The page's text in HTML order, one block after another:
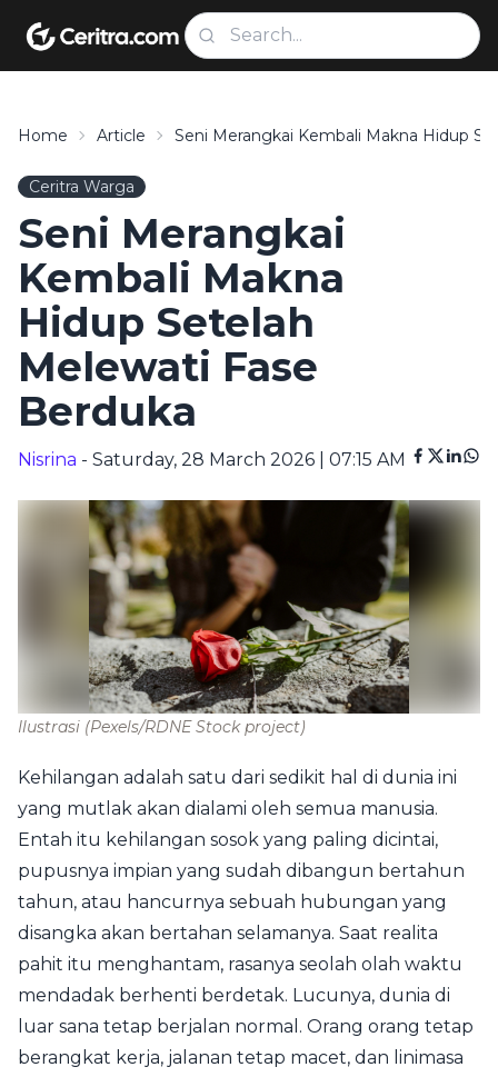
Home Article Seni Merangkai Kembali Makna Hidup
Ceritra Warga
Seni Merangkai
Kembali Makna
Hidup Setelah
Melewati Fase
Berduka
Nisrina - Saturday, 28 March 2026 | 07:15 AM
Ilustrasi (Pexels/RDNE Stock project)
Kehilangan adalah satu dari sedikit hal di dunia ini
yang mutlak akan dialami oleh semua manusia.
Entah itu kehilangan sosok yang paling dicintai,
pupusnya impian yang sudah dibangun bertahun
tahun, atau hancurnya sebuah hubungan yang
disangka akan bertahan selamanya. Saat realita
pahit itu menghantam, rasanya seolah olah waktu
mendadak berhenti berdetak. Lucunya, dunia di
luar sana tetap berjalan normal. Orang orang tetap
berangkat kerja, jalanan tetap macet, dan linimasa